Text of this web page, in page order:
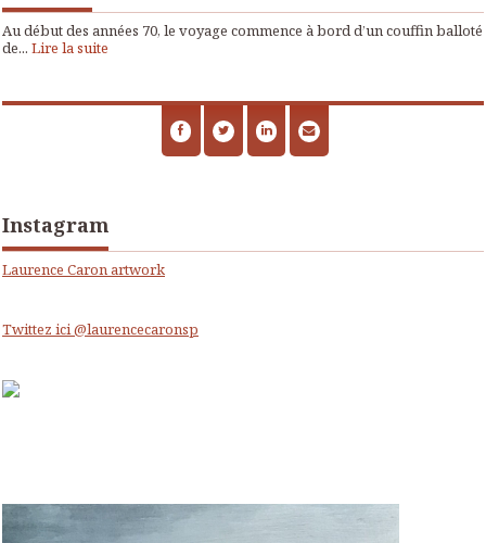
Au début des années 70, le voyage commence à bord d’un couffin balloté
de... Lire la suite
Instagram
Laurence Caron artwork
Twittez ici @laurencecaronsp